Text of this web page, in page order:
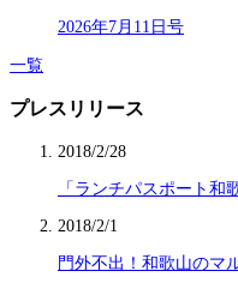
2026年7月11日号
一覧
プレスリリース
2018/2/28
「ランチパスポート和
2018/2/1
門外不出！和歌山のマ